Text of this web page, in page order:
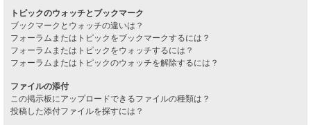
トピックのウォッチとブックマーク
ブックマークとウォッチの違いは？
フォーラムまたはトピックをブックマークするには？
フォーラムまたはトピックをウォッチするには？
フォーラムまたはトピックのウォッチを解除するには？
ファイルの添付
この掲示板にアップロードできるファイルの種類は？
投稿した添付ファイルを探すには？